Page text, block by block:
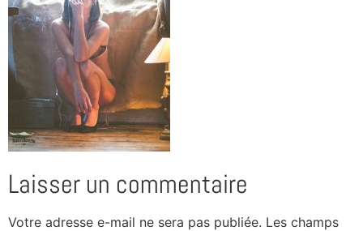
Laisser un commentaire
Votre adresse e-mail ne sera pas publiée. Les champs